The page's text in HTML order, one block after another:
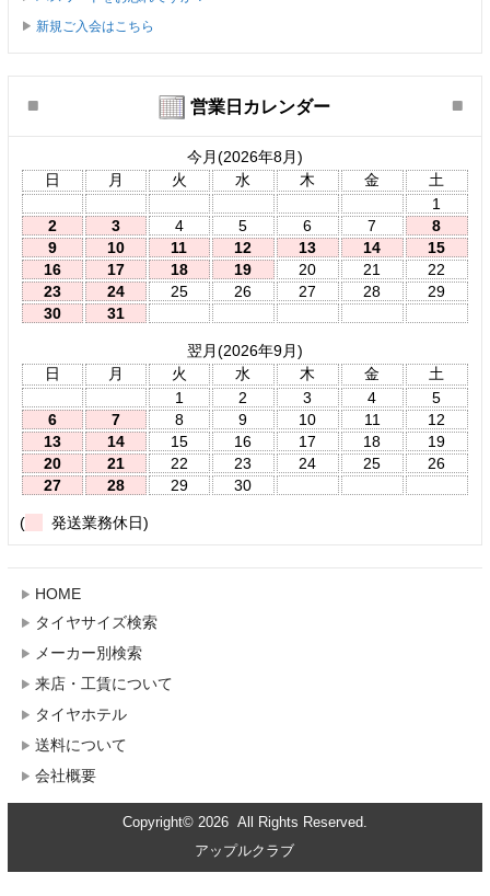
新規ご入会はこちら
営業日カレンダー
今月(2026年8月)
日
月 火 水 木 金
土
1
2
3 4 5 6 7
8
9
10 11 12 13 14
15
16
17 18 19 20 21
22
23
24 25 26 27 28
29
30
31
翌月(2026年9月)
日
月 火 水 木 金
土
1
2 3 4
5
6
7 8 9 10 11
12
13
14 15 16 17 18
19
20
21 22 23 24 25
26
27
28 29 30
( 発送業務休日)
HOME
タイヤサイズ検索
メーカー別検索
来店・工賃について
タイヤホテル
送料について
会社概要
Copyright© 2026 All Rights Reserved.
アップルクラブ